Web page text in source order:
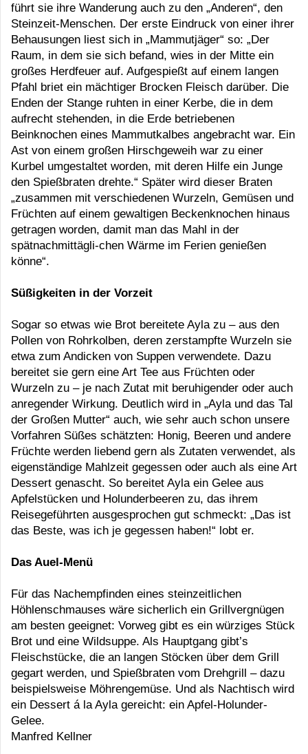
führt sie ihre Wanderung auch zu den „Anderen“, den
Steinzeit-Menschen. Der erste Eindruck von einer ihrer
Behausungen liest sich in „Mammutjäger“ so: „Der
Raum, in dem sie sich befand, wies in der Mitte ein
großes Herdfeuer auf. Aufgespießt auf einem langen
Pfahl briet ein mächtiger Brocken Fleisch darüber. Die
Enden der Stange ruhten in einer Kerbe, die in dem
aufrecht stehenden, in die Erde betriebenen
Beinknochen eines Mammutkalbes angebracht war. Ein
Ast von einem großen Hirschgeweih war zu einer
Kurbel umgestaltet worden, mit deren Hilfe ein Junge
den Spießbraten drehte.“ Später wird dieser Braten
„zusammen mit verschiedenen Wurzeln, Gemüsen und
Früchten auf einem gewaltigen Beckenknochen hinaus
getragen worden, damit man das Mahl in der
spätnachmittägli-chen Wärme im Ferien genießen
könne“.
Süßigkeiten in der Vorzeit
Sogar so etwas wie Brot bereitete Ayla zu – aus den
Pollen von Rohrkolben, deren zerstampfte Wurzeln sie
etwa zum Andicken von Suppen verwendete. Dazu
bereitet sie gern eine Art Tee aus Früchten oder
Wurzeln zu – je nach Zutat mit beruhigender oder auch
anregender Wirkung. Deutlich wird in „Ayla und das Tal
der Großen Mutter“ auch, wie sehr auch schon unsere
Vorfahren Süßes schätzten: Honig, Beeren und andere
Früchte werden liebend gern als Zutaten verwendet, als
eigenständige Mahlzeit gegessen oder auch als eine Art
Dessert genascht. So bereitet Ayla ein Gelee aus
Apfelstücken und Holunderbeeren zu, das ihrem
Reisegeführten ausgesprochen gut schmeckt: „Das ist
das Beste, was ich je gegessen haben!“ lobt er.
Das Auel-Menü
Für das Nachempfinden eines steinzeitlichen
Höhlenschmauses wäre sicherlich ein Grillvergnügen
am besten geeignet: Vorweg gibt es ein würziges Stück
Brot und eine Wildsuppe. Als Hauptgang gibt’s
Fleischstücke, die an langen Stöcken über dem Grill
gegart werden, und Spießbraten vom Drehgrill – dazu
beispielsweise Möhrengemüse. Und als Nachtisch wird
ein Dessert á la Ayla gereicht: ein Apfel-Holunder-
Gelee.
Manfred Kellner